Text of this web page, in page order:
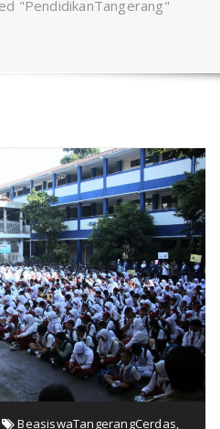
"PendidikanTangerang"
BeasiswaTangerangCerdas,